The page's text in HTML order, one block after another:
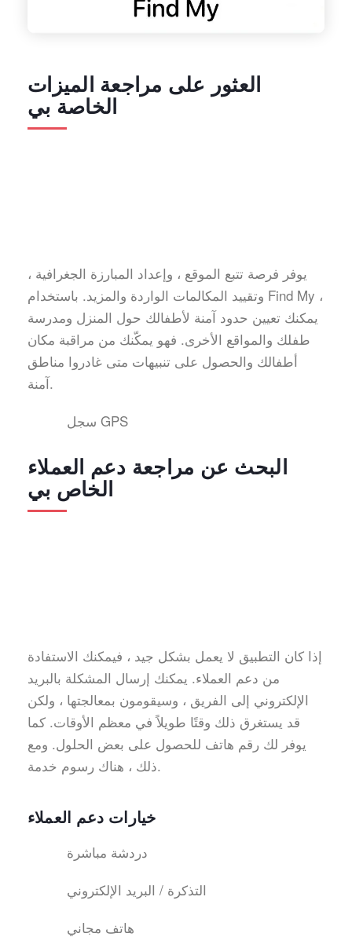
العثور على مراجعة الميزات
الخاصة بي
يوفر فرصة تتبع الموقع ، وإعداد المبارزة الجغرافية ،
وتقييد المكالمات الواردة والمزيد. باستخدام Find My ،
يمكنك تعيين حدود آمنة لأطفالك حول المنزل ومدرسة
طفلك والمواقع الأخرى. فهو يمكّنك من مراقبة مكان
أطفالك والحصول على تنبيهات متى غادروا مناطق
آمنة.
سجل GPS
البحث عن مراجعة دعم العملاء
الخاص بي
إذا كان التطبيق لا يعمل بشكل جيد ، فيمكنك الاستفادة
من دعم العملاء. يمكنك إرسال المشكلة بالبريد
الإلكتروني إلى الفريق ، وسيقومون بمعالجتها ، ولكن
قد يستغرق ذلك وقتًا طويلاً في معظم الأوقات. كما
يوفر لك رقم هاتف للحصول على بعض الحلول. ومع
ذلك ، هناك رسوم خدمة.
خيارات دعم العملاء
دردشة مباشرة
التذكرة / البريد الإلكتروني
هاتف مجاني